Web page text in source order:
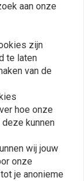
(0 beoordelingen)
aan onze
zijn
te laten
van de
hoe onze
kunnen
wij jouw
onze
je anonieme